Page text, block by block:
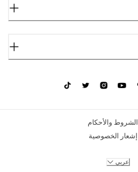
الشروط والأحكام
إشعار الخصوصية
عربي